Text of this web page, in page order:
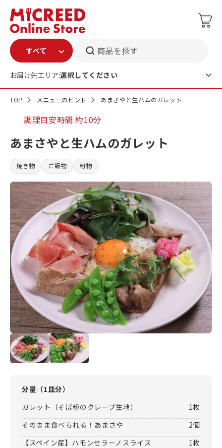
商品を探す
お届け先エリア:選択してください
TOP メニューのヒント あまさやと生ハムのガレット
調理目安時間約10分
あまさやと生ハムのガレット
焼き物 ご飯物 粉物
分量（1皿分）
ガレット（そば粉のクレープ生地）
1枚
そのまま食べられる！あまさや
2個
【スペイン産】ハモンセラーノスライス
1枚